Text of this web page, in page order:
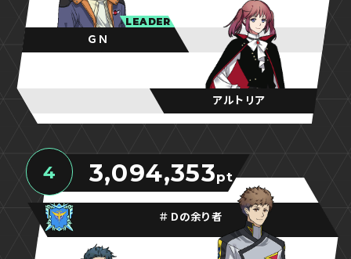
LEADER
ＧＮ
アルトリア
4 3,094,353pt
＃Ｄの余り者